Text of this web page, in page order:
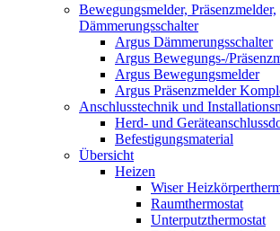
Bewegungsmelder, Präsenzmelder,
Dämmerungsschalter
Argus Dämmerungsschalter
Argus Bewegungs-/
Argus Bewegungsmelder
Argus Präsenzmelder
Anschlusstechnik und
Herd- und
Befestigungsmaterial
Übersicht
Heizen
Wiser
Raumthermostat
Unterputzthermostat